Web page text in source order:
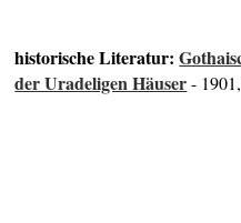
historische Literatur:
der Uradeligen Häuser-